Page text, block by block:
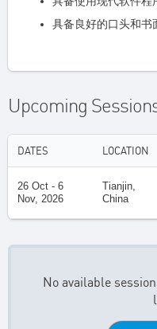
具备良好的口头和书
Upcoming
DATES LOCATION
26 Oct - 6
Nov, 2026
Tianjin,
China
No available